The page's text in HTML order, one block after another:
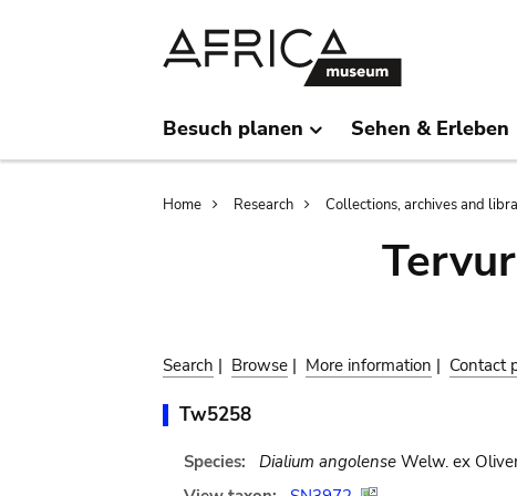
Besuch planen Sehen & Erleben
Breadcrumb
Home Research Collections, archives and
Search | Browse | More information | Contact
Tw5258
Species: Dialium angolenseWelw. ex